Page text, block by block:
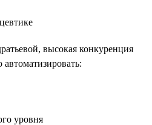
высокая конкуренция
уровня